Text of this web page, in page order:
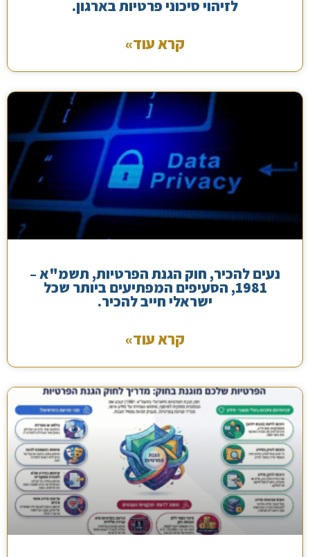
לזיהוי סיכוני פרטיות בארגון.
קרא עוד»
נעים להכיר, חוק הגנת הפרטיות, תשמ"א –
1981, הסעיפים המפתיעים ביותר שכל
ישראלי חייב להכיר.
קרא עוד»